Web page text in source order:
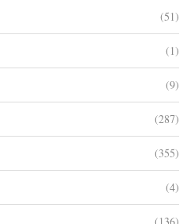
(51)
(1)
(9)
(287)
(355)
(4)
(136)